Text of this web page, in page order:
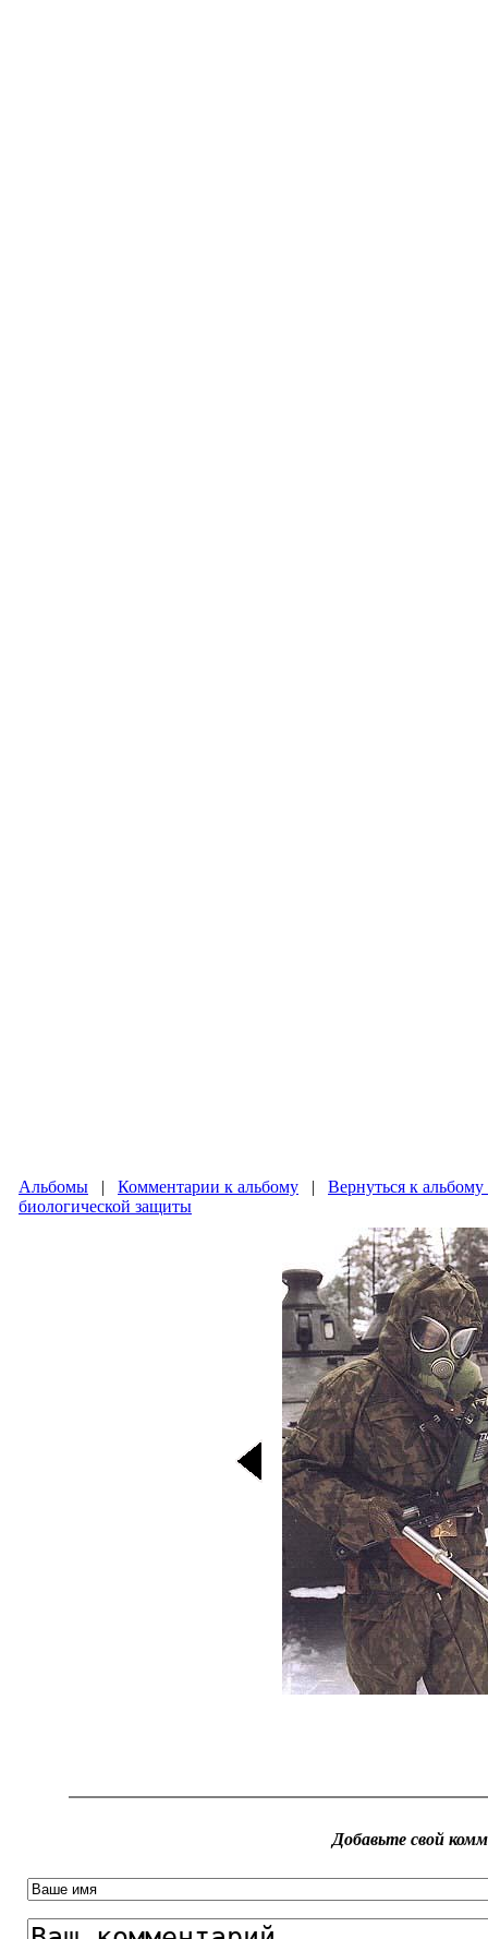
Альбомы | Комментарии к альбому | Вернуться к
биологической защиты
Добавьте свой